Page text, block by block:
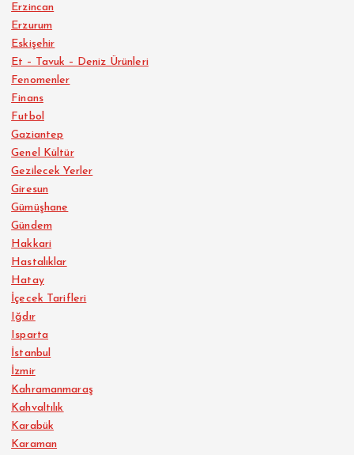
Erzincan
Erzurum
Eskişehir
Et – Tavuk – Deniz Ürünleri
Fenomenler
Finans
Futbol
Gaziantep
Genel Kültür
Gezilecek Yerler
Giresun
Gümüşhane
Gündem
Hakkari
Hastalıklar
Hatay
İçecek Tarifleri
Iğdır
Isparta
İstanbul
İzmir
Kahramanmaraş
Kahvaltılık
Karabük
Karaman